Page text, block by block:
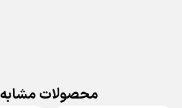
محصولات مشابه